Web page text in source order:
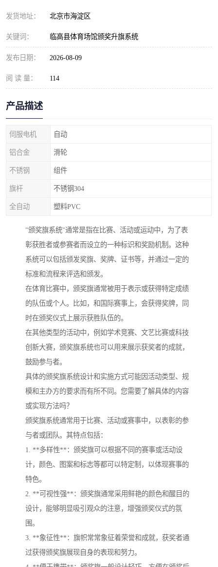
发货地址： 北京市海淀区
关键词： 临高县体育场馆颁奖升旗系统
发布日期： 2026-08-09
阅 读 量： 114
产品描述
伺服电机 自动
铝合金 滑轮
不锈钢 组件
旗杆 不锈钢304
全自动 塑料PVC
"颁奖旗系统"通常是指在比赛、活动或运动中，为了表
彰获胜者或参赛者而设立的一种标识和奖励机制。这种
系统可以包括颁发奖旗、奖牌、证书等，并通过一定的
标准和流程来评选和颁发。
在体育比赛中，颁奖旗通常被用于表示或获得特定成绩
的队伍或个人。比如，和国际赛事上，会获得奖牌，同
时在颁奖仪式上展示获胜队伍的。
在其他类型的活动中，例如学术竞赛、文艺比赛或科技
创新大赛，颁奖旗系统也可以用来展示获奖者的成就，
鼓励参与者。
具体的颁奖旗系统设计和实施方式可能因活动类型、规
模和主办方的要求而有所不同。您需要了解具体的内容
或实现方法吗？
颁奖旗系统通常用于比赛、活动或赛事中，以表彰的参
与者或团队。其特点包括：
1. **多样性**：颁奖旗可以根据不同的赛事或活动设
计，颜色、图案和标志等都可以特定制，以体现赛事的
特色。
2. **可视性强**：颁奖旗通常采用鲜艳的颜色和醒目的
设计，能够明显吸引观众的注意，增强颁奖仪式的氛
围。
3. **象征性**：旗帜常常象征着荣誉和成就，获奖者通
过获得颁奖旗展现自身的表现和努力。